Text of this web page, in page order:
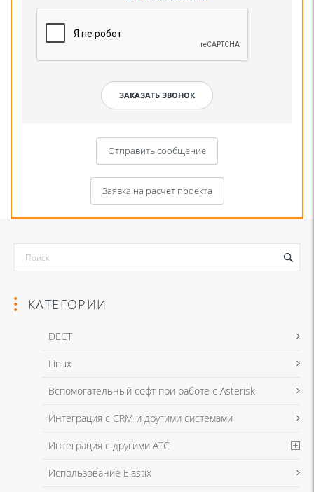
Отправить сообщение
Я даю согласие на обработку моих персональных данных для связи
в соответствии сПолитикой в отношении обработки персональных
Заявка на расчет проекта
Я даю согласие на обработку моих персональных данных для связи
в соответствии с Политикой в отношении обработки персональных
КАТЕГОРИИ
DECT
Linux
Вспомогательный софт при работе с Asterisk
Интеграция с CRM и другими системами
Интеграция с другими АТС
Использование Elastix